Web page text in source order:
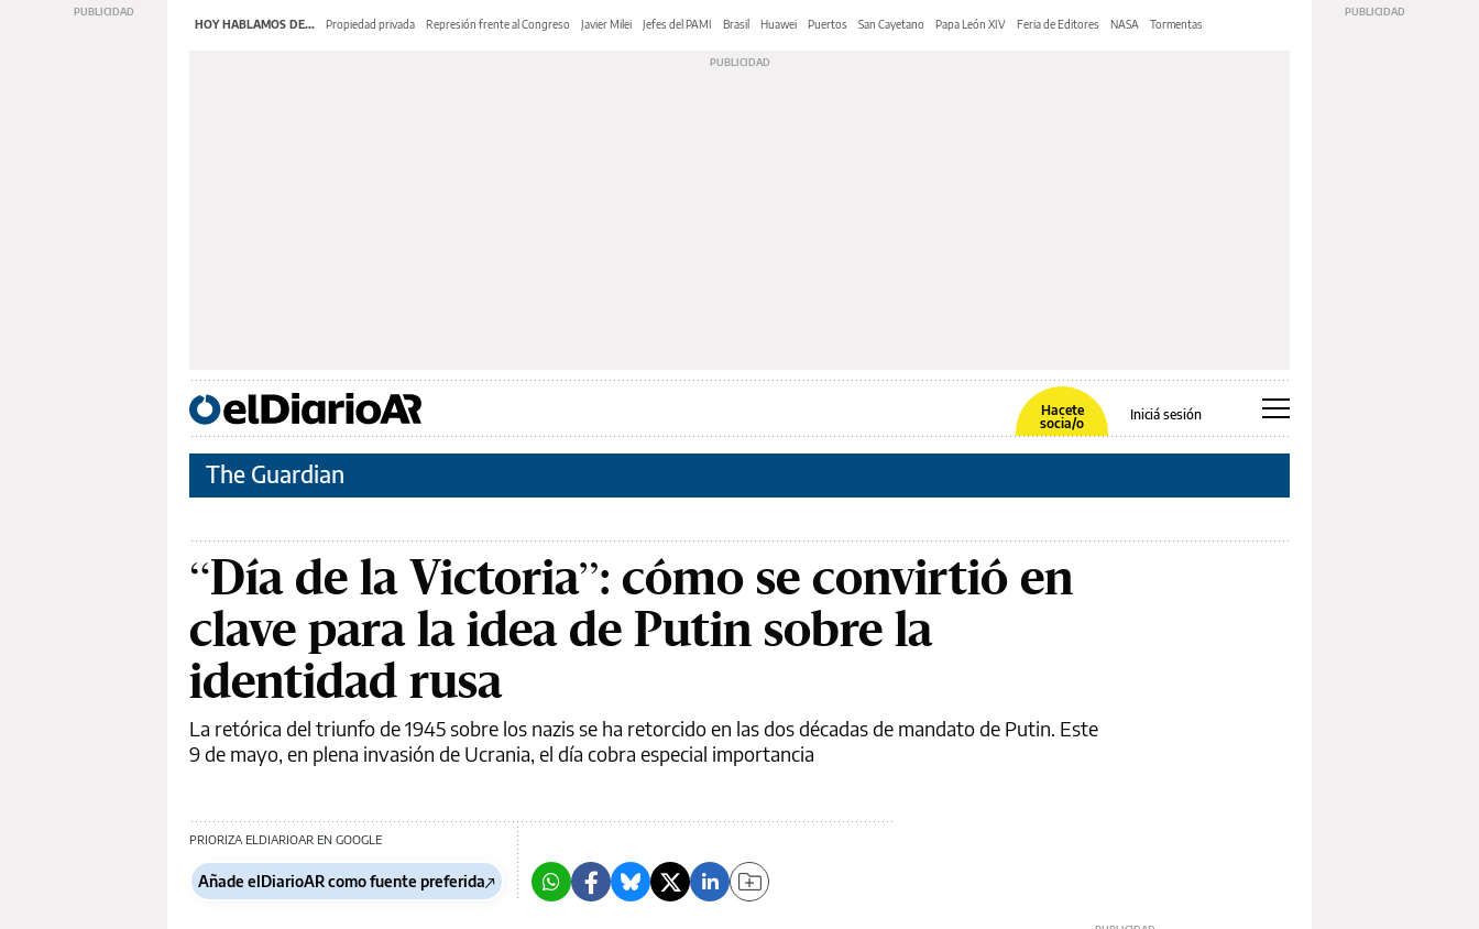
HOY HABLAMOS DE... Propiedad privada Represión frente al Congreso Javier Milei Jefes del PAMI Brasil Huawei Puertos San Cayetano Papa León XIV Feria de Editores NASA Tormentas
Hacete
socia/o
Iniciá sesión
The Guardian
“Día de la Victoria”: cómo se convirtió en
clave para la idea de Putin sobre la
identidad rusa
La retórica del triunfo de 1945 sobre los nazis se ha retorcido en las dos décadas de mandato de Putin. Este
9 de mayo, en plena invasión de Ucrania, el día cobra especial importancia
PRIORIZA ELDIARIOAR EN GOOGLE
Añade elDiarioAR como fuente preferida